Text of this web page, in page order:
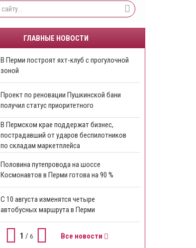
ГЛАВНЫЕ НОВОСТИ
В Перми построят яхт-клуб с прогулочной
зоной
​Проект по реновации Пушкинской бани
получил статус приоритетного
​В Пермском крае поддержат бизнес,
пострадавший от ударов беспилотников
по складам маркетплейса
​Половина путепровода на шоссе
Космонавтов в Перми готова на 90 %
​С 10 августа изменятся четыре
автобусных маршрута в Перми
1 / 6 Все новости